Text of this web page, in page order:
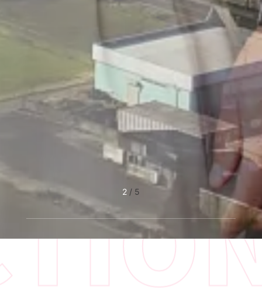
2 / 5